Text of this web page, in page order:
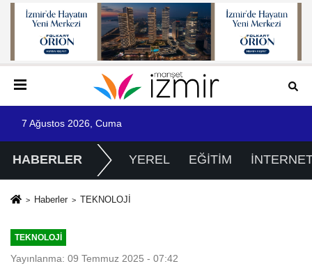
7 Ağustos 2026, Cuma
HABERLER YEREL EĞİTİM
Haberler TEKNOLOJİ
TEKNOLOJİ
Yayınlanma: 09 Temmuz 2025 - 07:42